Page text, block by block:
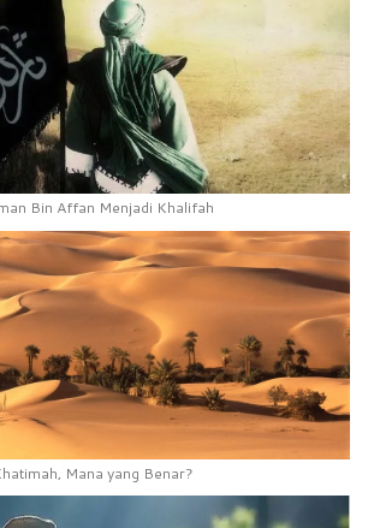
Bin Affan Menjadi Khalifah
Mana yang Benar?